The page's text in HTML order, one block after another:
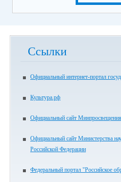
Ссылки
Официальный интернет-портал
Культура.рф
Официальный сайт
Официальный сайт Министерства
Российской Федерации
Федеральный портал "Российское